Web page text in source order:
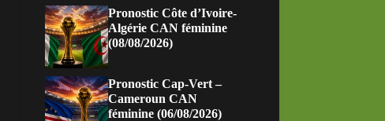
Pronostic Côte d’Ivoire-
Algérie CAN féminine
(08/08/2026)
Pronostic Cap-Vert –
Cameroun CAN
féminine (06/08/2026)